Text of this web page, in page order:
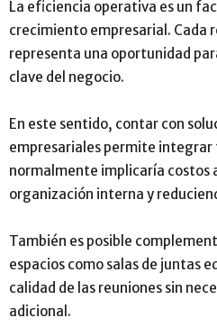
La eficiencia operativa es un
crecimiento empresarial. Cada
representa una oportunidad
clave del negocio.
En este sentido, contar con
empresariales permite integrar
normalmente implicaría costos
organización interna y
También es posible
espacios como salas de juntas
calidad de las reuniones sin
adicional.